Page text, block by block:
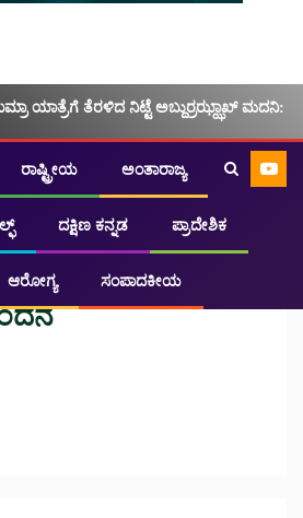
ಯಾತ್ರೆಗೆ ತೆರಳಿದ ನಿಟ್ಟೆ ಅಬ್ದುರ್ರಝ್ಝಾಖ್ ಮದನಿ:
ರಾಷ್ಟ್ರೀಯ ಅಂತಾರಾಜ್ಯ
ದಕ್ಷಿಣ ಕನ್ನಡ ಪ್ರಾದೇಶಿಕ
ಆರೋಗ್ಯ ಸಂಪಾದಕೀಯ
ಸಹಕರಿಸಿದ ಪೊಲೀಸ್